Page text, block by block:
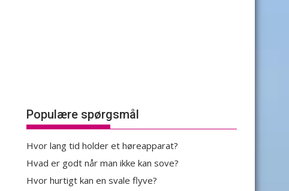
Populære spørgsmål
Hvor lang tid holder et høreapparat?
Hvad er godt når man ikke kan sove?
Hvor hurtigt kan en svale flyve?